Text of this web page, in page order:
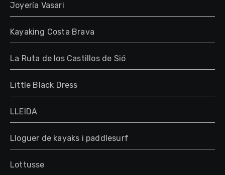
Joyería Vasari
Kayaking Costa Brava
La Ruta de los Castillos de Sió
Little Black Dress
LLEIDA
Lloguer de kayaks i paddlesurf
Lottusse